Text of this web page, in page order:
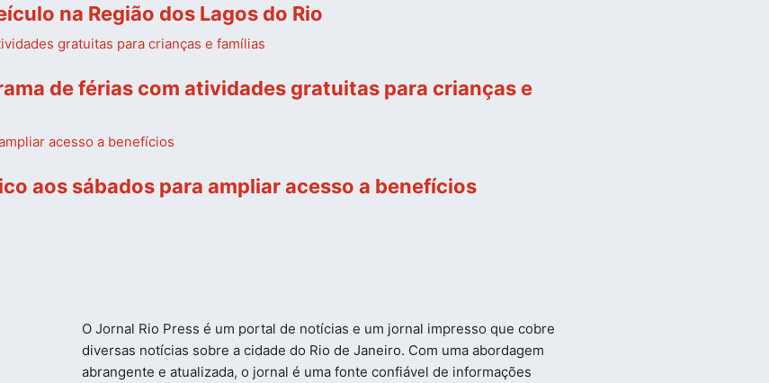
na Região dos Lagos do Rio
de férias com atividades gratuitas para crianças e
aos sábados para ampliar acesso a benefícios
O Jornal Rio Press é um portal de notícias e um jornal impresso que cobre
diversas notícias sobre a cidade do Rio de Janeiro. Com uma abordagem
abrangente e atualizada, o jornal é uma fonte confiável de informações